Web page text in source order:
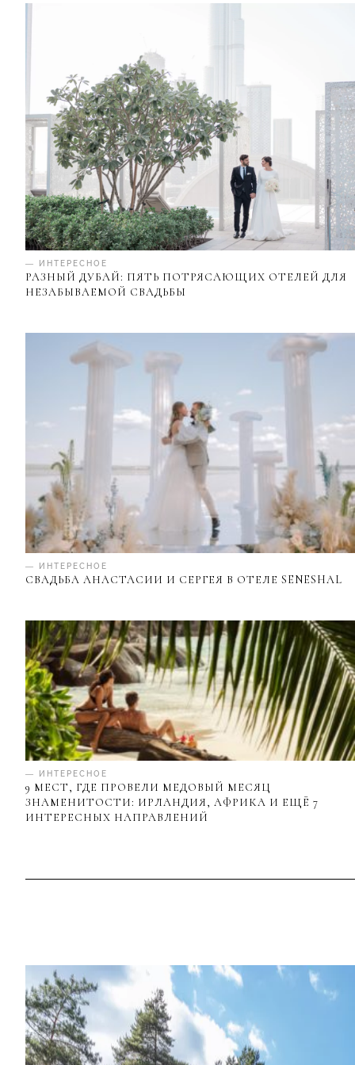
— ИНТЕРЕСНОЕ
РАЗНЫЙ ДУБАЙ: ПЯТЬ ПОТРЯСАЮЩИХ ОТЕЛЕЙ ДЛЯ
НЕЗАБЫВАЕМОЙ СВАДЬБЫ
— ИНТЕРЕСНОЕ
СВАДЬБА АНАСТАСИИ И СЕРГЕЯ В ОТЕЛЕ SENESHAL
— ИНТЕРЕСНОЕ
9 МЕСТ, ГДЕ ПРОВЕЛИ МЕДОВЫЙ МЕСЯЦ
ЗНАМЕНИТОСТИ: ИРЛАНДИЯ, АФРИКА И ЕЩЁ 7
ИНТЕРЕСНЫХ НАПРАВЛЕНИЙ